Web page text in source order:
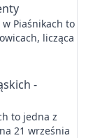
w Piaśnikach to
licząca
-
to jedna z
21 września